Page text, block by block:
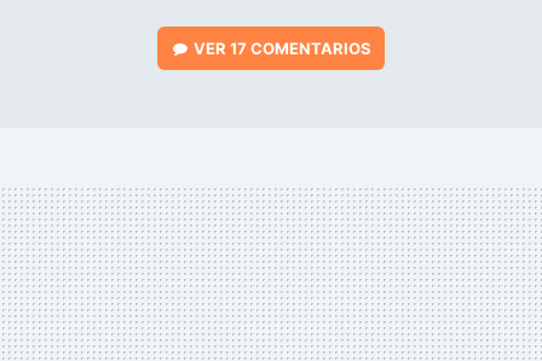
VER17 COMENTARIOS